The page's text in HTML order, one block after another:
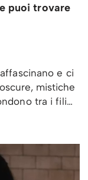
puoi trovare
e ci
mistiche
tra i fili…